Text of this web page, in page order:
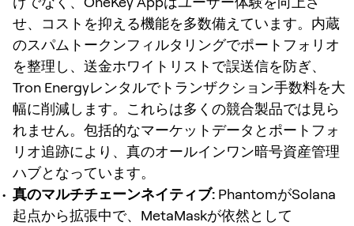
せ、コストを抑える機能を多数備えています。内蔵
のスパムトークンフィルタリングでポートフォリオ
を整理し、送金ホワイトリストで誤送信を防ぎ、
Tron Energyレンタルでトランザクション手数料を大
幅に削減します。これらは多くの競合製品では見ら
れません。包括的なマーケットデータとポートフォ
リオ追跡により、真のオールインワン暗号資産管理
ハブとなっています。
真のマルチチェーンネイティブ: PhantomがSolana
起点から拡張中で、MetaMaskが依然として